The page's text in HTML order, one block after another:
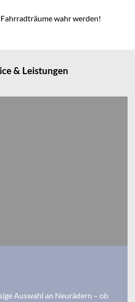
wahr werden!
& Leistungen
Auswahl an Neurädern – ob